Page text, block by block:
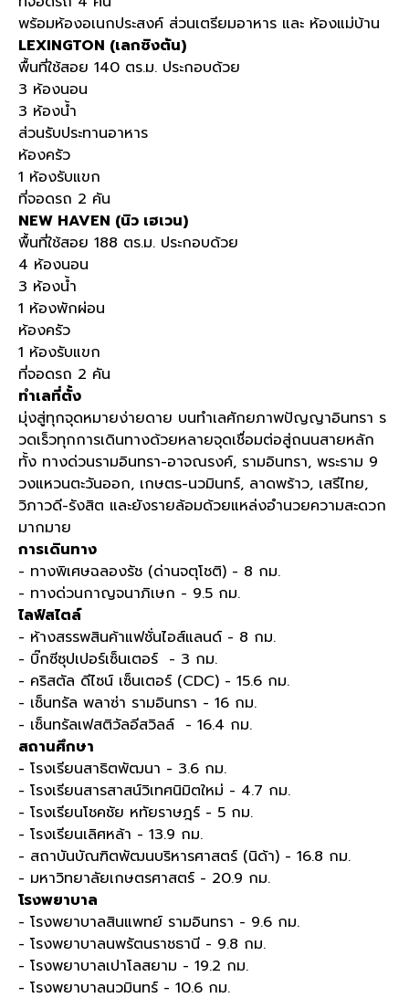
พร้อมห้องอเนกประสงค์ ส่วนเตรียมอาหาร และ ห้องแม่บ้าน
LEXINGTON (เลกซิงตัน)
พื้นที่ใช้สอย 140 ตร.ม. ประกอบด้วย
3 ห้องนอน
3 ห้องน้ำ
ส่วนรับประทานอาหาร
ห้องครัว
1 ห้องรับแขก
ที่จอดรถ 2 คัน
NEW HAVEN (นิว เฮเวน)
พื้นที่ใช้สอย 188 ตร.ม. ประกอบด้วย
4 ห้องนอน
3 ห้องน้ำ
1 ห้องพักผ่อน
ห้องครัว
1 ห้องรับแขก
ที่จอดรถ 2 คัน
ทำเลที่ตั้ง
มุ่งสู่ทุกจุดหมายง่ายดาย บนทำเลศักยภาพปัญญาอินทรา ร
วดเร็วทุกการเดินทางด้วยหลายจุดเชื่อมต่อสู่ถนนสายหลัก
ทั้ง ทางด่วนรามอินทรา-อาจณรงค์, รามอินทรา, พระราม 9
วงแหวนตะวันออก, เกษตร-นวมินทร์, ลาดพร้าว, เสรีไทย,
วิภาวดี-รังสิต และยังรายล้อมด้วยแหล่งอำนวยความสะดวก
มากมาย
การเดินทาง
- ทางพิเศษฉลองรัช (ด่านจตุโชติ) - 8 กม.
- ทางด่วนกาญจนาภิเษก - 9.5 กม.
ไลฟ์สไตล์
- ห้างสรรพสินค้าแฟชั่นไอส์แลนด์ - 8 กม.
- บิ๊กซีซุปเปอร์เซ็นเตอร์ - 3 กม.
- คริสตัล ดีไซน์ เซ็นเตอร์ (CDC) - 15.6 กม.
- เซ็นทรัล พลาซ่า รามอินทรา - 16 กม.
- เซ็นทรัลเฟสติวัลอีสวิลล์​ - 16.4 กม.
สถานศึกษา
- โรงเรียนสาธิตพัฒนา - 3.6 กม.
- โรงเรียนสารสาสน์วิเทศนิมิตใหม่ - 4.7 กม.
- โรงเรียนโชคชัย หทัยราษฎร์ - 5 กม.
- โรงเรียนเลิศหล้า - 13.9 กม.
- สถาบันบัณฑิตพัฒนบริหารศาสตร์ (นิด้า) - 16.8 กม.
- มหาวิทยาลัยเกษตรศาสตร์ - 20.9 กม.
โรงพยาบาล
- โรงพยาบาลสินแพทย์ รามอินทรา - 9.6 กม.
- โรงพยาบาลนพรัตนราชธานี - 9.8 กม.
- โรงพยาบาลเปาโลสยาม - 19.2 กม.
- โรงพยาบาลนวมินทร์ - 10.6 กม.